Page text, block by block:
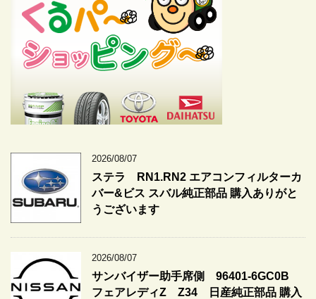
2026/08/07
ステラ RN1.RN2 エアコンフィルターカ
バー&ビス スバル純正部品 購入ありがと
うございます
2026/08/07
サンバイザー助手席側 96401-6GC0B
フェアレディZ Z34 日産純正部品 購入